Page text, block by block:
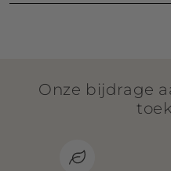
Onze bijdrage